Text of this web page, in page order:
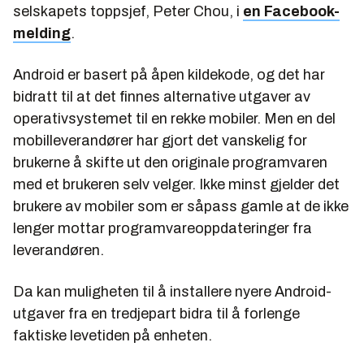
selskapets toppsjef, Peter Chou, i en Facebook-
melding.
Android er basert på åpen kildekode, og det har
bidratt til at det finnes alternative utgaver av
operativsystemet til en rekke mobiler. Men en del
mobilleverandører har gjort det vanskelig for
brukerne å skifte ut den originale programvaren
med et brukeren selv velger. Ikke minst gjelder det
brukere av mobiler som er såpass gamle at de ikke
lenger mottar programvareoppdateringer fra
leverandøren.
Da kan muligheten til å installere nyere Android-
utgaver fra en tredjepart bidra til å forlenge
faktiske levetiden på enheten.